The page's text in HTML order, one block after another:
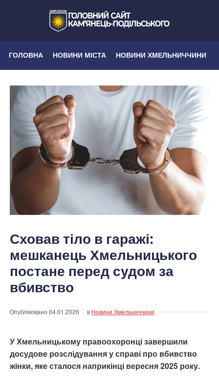
ГОЛОВНА НОВИНИ МІСТА НОВИНИ ХМЕЛЬНИЧЧИНИ
Сховав тіло в гаражі:
мешканець Хмельницького
постане перед судом за
вбивство
Опубліковано04.01.2026 в Новини Хмельниччини
У Хмельницькому правоохоронці завершили
досудове розслідування у справі про вбивство
жінки, яке сталося наприкінці вересня 2025 року.